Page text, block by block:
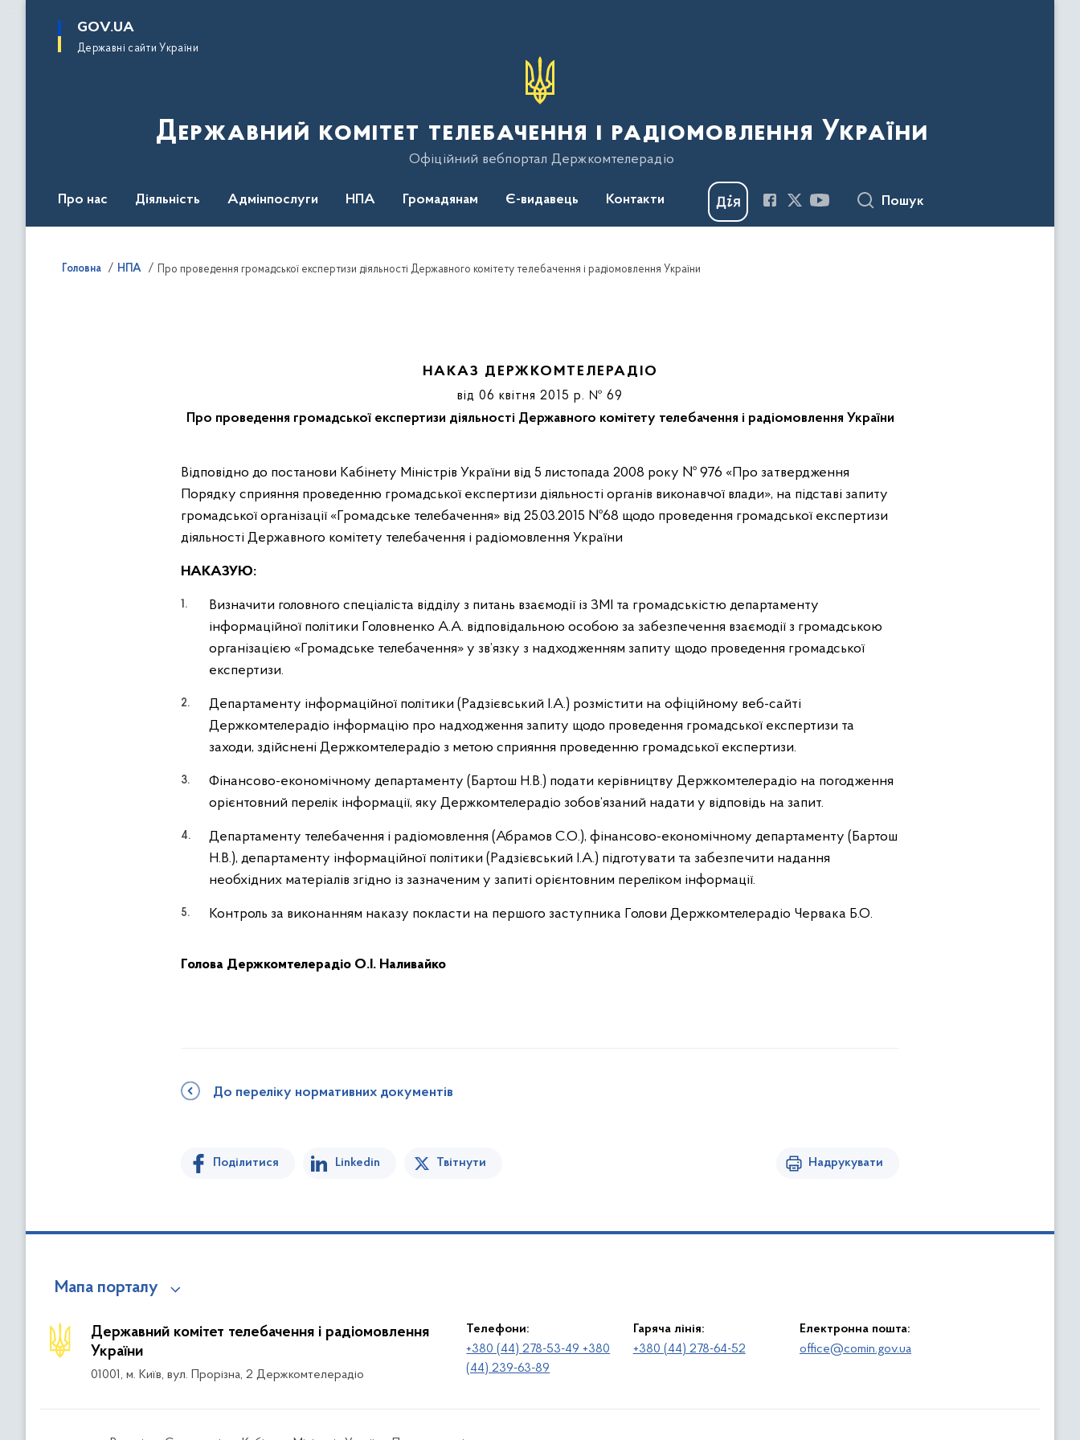
основного
GOV.UA
Державні сайти України
Державний комітет телебачення і радіомовлення України
Офіційний вебпортал Держкомтелерадіо
Про нас Діяльність Адмінпослуги НПА Громадянам Є-видавець Контакти Пошук
Головна НПА Про проведення громадської експертизи діяльності Державного комітету телебачення і радіомовлення України
НАКАЗ ДЕРЖКОМТЕЛЕРАДІО
від 06 квітня 2015 р. № 69
Про проведення громадської експертизи діяльності Державного комітету телебачення і радіомовлення України
Відповідно до постанови Кабінету Міністрів України від 5 листопада 2008 року № 976 «Про затвердження
Порядку сприяння проведенню громадської експертизи діяльності органів виконавчої влади», на підставі запиту
громадської організації «Громадське телебачення» від 25.03.2015 №68 щодо проведення громадської експертизи
діяльності Державного комітету телебачення і радіомовлення України
НАКАЗУЮ:
Визначити головного спеціаліста відділу з питань взаємодії із ЗМІ та громадськістю департаменту
інформаційної політики Головненко А.А. відповідальною особою за забезпечення взаємодії з громадською
організацією «Громадське телебачення» у зв’язку з надходженням запиту щодо проведення громадської
експертизи.
Департаменту інформаційної політики (Радзієвський І.А.) розмістити на офіційному веб-сайті
Держкомтелерадіо інформацію про надходження запиту щодо проведення громадської експертизи та
заходи, здійснені Держкомтелерадіо з метою сприяння проведенню громадської експертизи.
Фінансово-економічному департаменту (Бартош Н.В.) подати керівництву Держкомтелерадіо на погодження
орієнтовний перелік інформації, яку Держкомтелерадіо зобов’язаний надати у відповідь на запит.
Департаменту телебачення і радіомовлення (Абрамов С.О.), фінансово-економічному департаменту (Бартош
Н.В.), департаменту інформаційної політики (Радзієвський І.А.) підготувати та забезпечити надання
необхідних матеріалів згідно із зазначеним у запиті орієнтовним переліком інформації.
Контроль за виконанням наказу покласти на першого заступника Голови Держкомтелерадіо Червака Б.О.
Голова Держкомтелерадіо О.І. Наливайко
До переліку нормативних документів
Поділитися Linkedin Твітнути Надрукувати
Мапа порталу
Державний комітет телебачення і радіомовлення
України
01001, м. Київ, вул. Прорізна, 2 Держкомтелерадіо
Телефони:
+380 (44) 278-53-49 +380
(44) 239-63-89
Гаряча лінія:
+380 (44) 278-64-52
Електронна пошта:
office@comin.gov.ua